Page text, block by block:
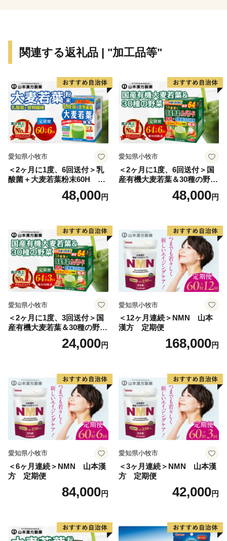
関連する返礼品 | "加工品等"
愛知県小牧市
＜2ヶ月に1度、6回送付＞乳
酸菌＋大麦若葉粉末60H 山
48,000円
愛知県小牧市
＜2ヶ月に1度、6回送付＞国
産有機大麦若葉＆30種の野
菜 山本漢方 定期便
48,000円
愛知県小牧市
＜2ヶ月に1度、3回送付＞国
産有機大麦若葉＆30種の野
菜 山本漢方 定期便
24,000円
愛知県小牧市
＜12ヶ月連続＞NMN 山本
漢方 定期便
168,000円
愛知県小牧市
＜6ヶ月連続＞NMN 山本漢
方 定期便
84,000円
愛知県小牧市
＜3ヶ月連続＞NMN 山本漢
方 定期便
42,000円